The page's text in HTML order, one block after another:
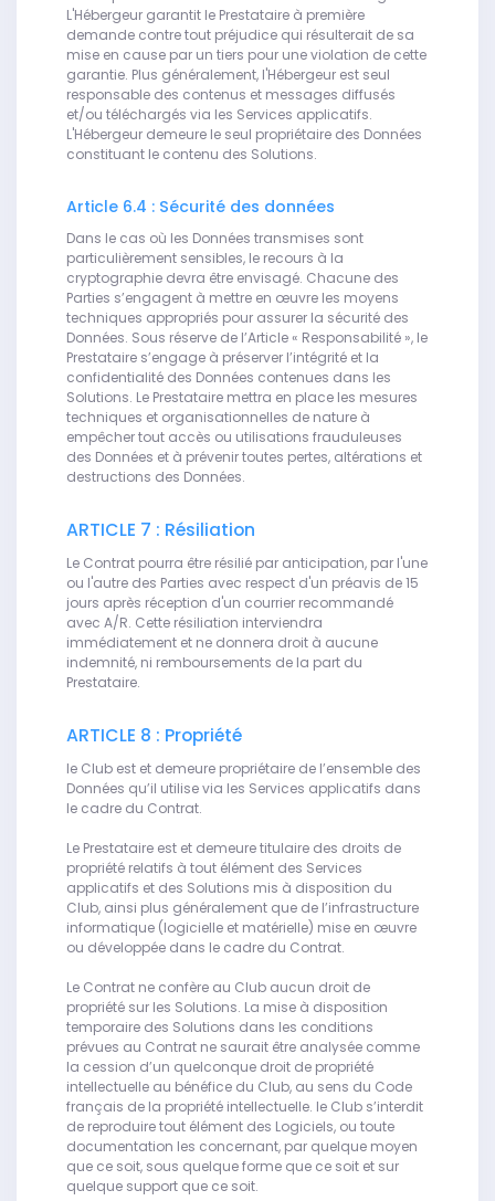
L'Hébergeur garantit le Prestataire à première
demande contre tout préjudice qui résulterait de sa
mise en cause par un tiers pour une violation de cette
garantie. Plus généralement, l'Hébergeur est seul
responsable des contenus et messages diffusés
et/ou téléchargés via les Services applicatifs.
L'Hébergeur demeure le seul propriétaire des Données
constituant le contenu des Solutions.
Article 6.4 : Sécurité des données
Dans le cas où les Données transmises sont
particulièrement sensibles, le recours à la
cryptographie devra être envisagé. Chacune des
Parties s’engagent à mettre en œuvre les moyens
techniques appropriés pour assurer la sécurité des
Données. Sous réserve de l’Article « Responsabilité », le
Prestataire s’engage à préserver l’intégrité et la
confidentialité des Données contenues dans les
Solutions. Le Prestataire mettra en place les mesures
techniques et organisationnelles de nature à
empêcher tout accès ou utilisations frauduleuses
des Données et à prévenir toutes pertes, altérations et
destructions des Données.
ARTICLE 7 : Résiliation
Le Contrat pourra être résilié par anticipation, par l'une
ou l'autre des Parties avec respect d'un préavis de 15
jours après réception d'un courrier recommandé
avec A/R. Cette résiliation interviendra
immédiatement et ne donnera droit à aucune
indemnité, ni remboursements de la part du
Prestataire.
ARTICLE 8 : Propriété
le Club est et demeure propriétaire de l’ensemble des
Données qu’il utilise via les Services applicatifs dans
le cadre du Contrat.
Le Prestataire est et demeure titulaire des droits de
propriété relatifs à tout élément des Services
applicatifs et des Solutions mis à disposition du
Club, ainsi plus généralement que de l’infrastructure
informatique (logicielle et matérielle) mise en œuvre
ou développée dans le cadre du Contrat.
Le Contrat ne confère au Club aucun droit de
propriété sur les Solutions. La mise à disposition
temporaire des Solutions dans les conditions
prévues au Contrat ne saurait être analysée comme
la cession d’un quelconque droit de propriété
intellectuelle au bénéfice du Club, au sens du Code
français de la propriété intellectuelle. le Club s’interdit
de reproduire tout élément des Logiciels, ou toute
documentation les concernant, par quelque moyen
que ce soit, sous quelque forme que ce soit et sur
quelque support que ce soit.